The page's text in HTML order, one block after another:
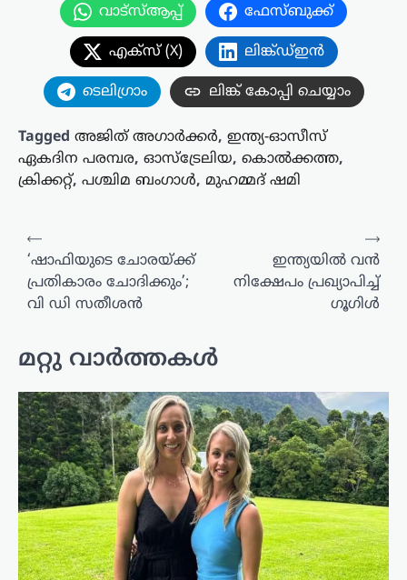
വാട്സ്ആപ്പ് ഫേസ്ബുക്ക്
എക്സ് (X) ലിങ്ക്ഡ്ഇൻ
ടെലിഗ്രാം ലിങ്ക് കോപ്പി ചെയ്യാം
Tagged അജിത് അഗാർക്കർ, ഇന്ത്യ-ഓസീസ്
ഏകദിന പരമ്പര, ഓസ്‌ട്രേലിയ, കൊൽക്കത്ത,
ക്രിക്കറ്റ്, പശ്ചിമ ബംഗാൾ, മുഹമ്മദ് ഷമി
പോസ്റ്റുകളിലൂടെ
⟵
‘ഷാഫിയുടെ ചോരയ്ക്ക്
പ്രതികാരം ചോദിക്കും’;
വി ഡി സതീശൻ
ഇന്ത്യയിൽ വൻ
നിക്ഷേപം പ്രഖ്യാപിച്ച്
ഗൂഗിൾ
⟶
മറ്റു വാർത്തകൾ